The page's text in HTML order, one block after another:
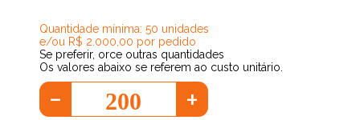
Quantidade mínima: 50 unidades
e/ou R$ 2.000,00 por pedido
Se preferir, orce outras quantidades
Os valores abaixo se referem ao custo unitário.
- +